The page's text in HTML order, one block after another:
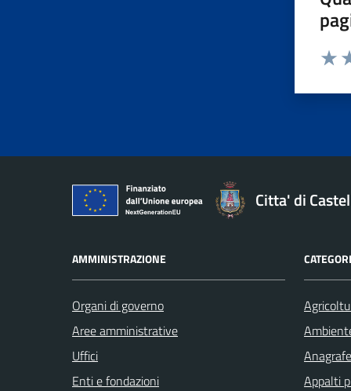
Citta' di
AMMINISTRAZIONE
Organi di governo
Aree amministrative
Uffici
Enti e fondazioni
Appalti